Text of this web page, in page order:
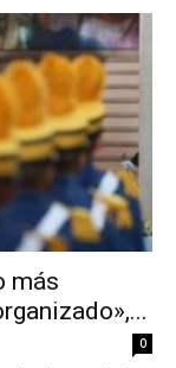
más
0